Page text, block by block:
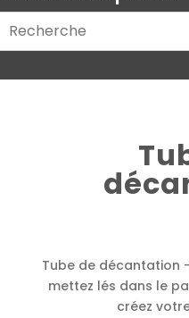
Tube de décantation
mettez lés dans le
créez